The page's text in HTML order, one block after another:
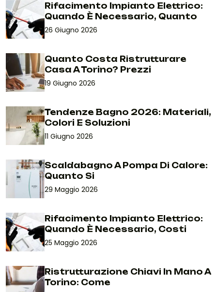
Rifacimento Impianto Elettrico:
Quando È Necessario, Quanto
26 Giugno 2026
Quanto Costa Ristrutturare
Casa A Torino? Prezzi
19 Giugno 2026
Tendenze Bagno 2026: Materiali,
Colori E Soluzioni
11 Giugno 2026
Scaldabagno A Pompa Di Calore:
Quanto Si
29 Maggio 2026
Rifacimento Impianto Elettrico:
Quando È Necessario, Costi
25 Maggio 2026
Ristrutturazione Chiavi In Mano A
Torino: Come